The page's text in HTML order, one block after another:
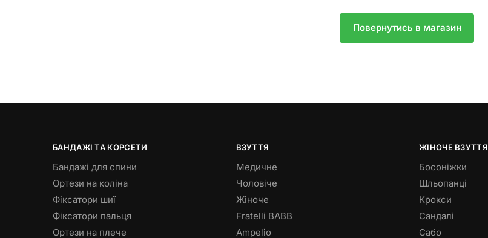
Повернутись в магазин
БАНДАЖІ ТА КОРСЕТИ
Бандажі для спини
Ортези на коліна
Фіксатори шиї
Фіксатори пальця
Ортези на плече
ВЗУТТЯ
Медичне
Чоловіче
Жіноче
Fratelli BABB
Ampelio
ЖІНОЧЕ ВЗУТТЯ
Босоніжки
Шльопанці
Крокси
Сандалі
Сабо